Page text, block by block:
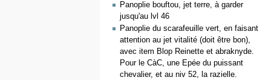
Panoplie bouftou, jet terre, à garder
jusqu'au lvl 46
Panoplie du scarafeuille vert, en faisant
attention au jet vitalité (doit être bon),
avec item Blop Reinette et abraknyde.
Pour le CàC, une Epée du puissant
chevalier, et au niv 52, la razielle.